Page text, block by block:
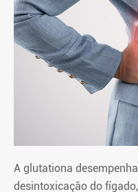
A glutationa
desintoxicação do